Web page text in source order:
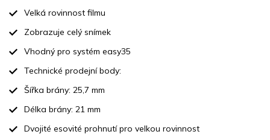
Velká rovinnost filmu
Zobrazuje celý snímek
Vhodný pro systém easy35
Technické prodejní body:
Šířka brány: 25,7 mm
Délka brány: 21 mm
Dvojité esovité prohnutí pro velkou rovinnost